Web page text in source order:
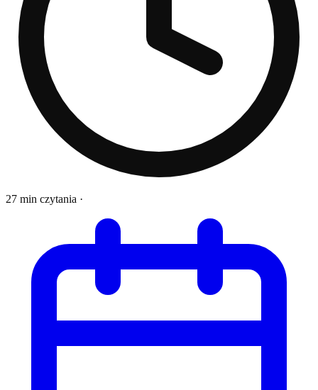
27 min czytania ·